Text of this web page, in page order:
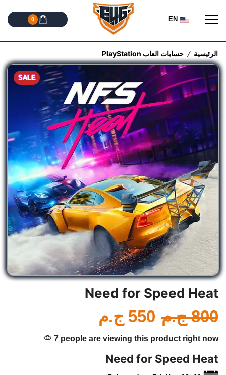
EN
0
الرئيسية / حسابات العاب PlayStation
SALE
Need for Speed Heat
800 ج.م 550 ج.م
7 people are viewing this product right now
Need for Speed Heat